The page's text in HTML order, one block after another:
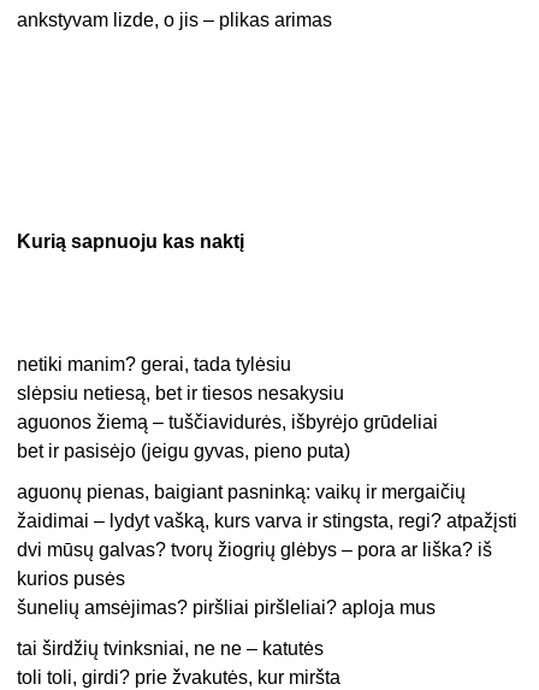
ankstyvam lizde, o jis – plikas arimas
Kurią sapnuoju kas naktį
netiki manim? gerai, tada tylėsiu
slėpsiu netiesą, bet ir tiesos nesakysiu
aguonos žiemą – tuščiavidurės, išbyrėjo grūdeliai
bet ir pasisėjo (jeigu gyvas, pieno puta)
aguonų pienas, baigiant pasninką: vaikų ir mergaičių
žaidimai – lydyt vašką, kurs varva ir stingsta, regi? atpažįsti
dvi mūsų galvas? tvorų žiogrių glėbys – pora ar liška? iš
kurios pusės
šunelių amsėjimas? piršliai piršleliai? aploja mus
tai širdžių tvinksniai, ne ne – katutės
toli toli, girdi? prie žvakutės, kur miršta